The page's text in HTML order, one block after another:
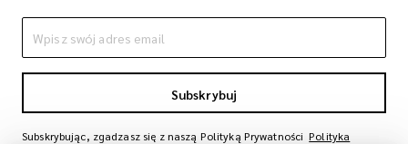
Subskrybuj
Subskrybując, zgadzasz się z naszą Polityką Prywatności Polityka